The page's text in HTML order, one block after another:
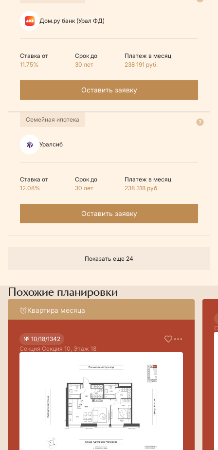
Дом.ру банк (Урал ФД)
Ставка от
11.75%
Срок до
30 лет
Платеж в месяц
238 191 руб.
Оставить заявку
Семейная ипотека
Уралсиб
Ставка от
12.08%
Срок до
30 лет
Платеж в месяц
238 318 руб.
Оставить заявку
Показать еще 24
Похожие планировки
Квартира месяца
№ 10/18/1342
Секция Секция 10, Этаж 18